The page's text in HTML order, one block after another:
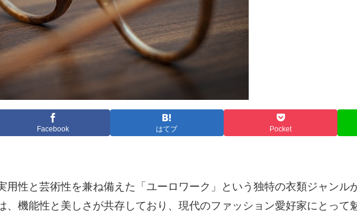
Facebook はてブ Pocket
用性と芸術性を兼ね備えた「ユーロワーク」という独特の衣類ジャン
、機能性と美しさが共存しており、現代のファッション愛好家にとっ